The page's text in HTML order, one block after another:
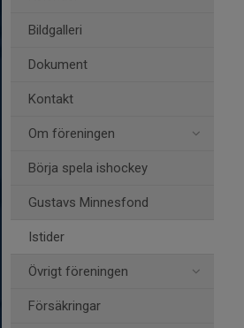
Bildgalleri
Dokument
Kontakt
Om föreningen
Börja spela ishockey
Gustavs Minnesfond
Istider
Övrigt föreningen
Försäkringar